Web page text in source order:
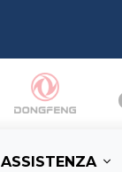
ASSISTENZA